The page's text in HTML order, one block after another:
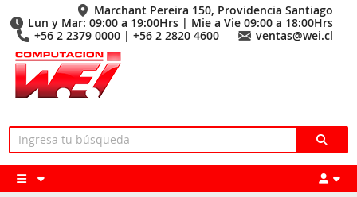
Marchant Pereira 150, Providencia Santiago
Lun y Mar: 09:00 a 19:00Hrs | Mie a Vie 09:00 a 18:00Hrs
+56 2 2379 0000 | +56 2 2820 4600
ventas@wei.cl